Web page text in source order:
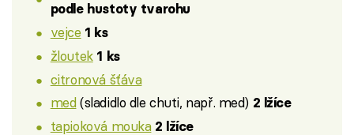
podle hustoty tvarohu
vejce 1 ks
žloutek 1 ks
citronová šťáva
med(sladidlo dle chuti, např. med) 2 lžíce
tapioková mouka 2 lžíce